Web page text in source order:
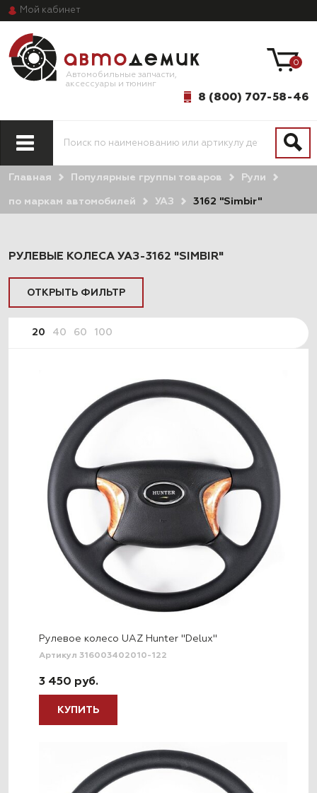
Мой кабинет
Автомобильные запчасти,
аксессуары и тюнинг
8 (800) 707-58-46
0
И АГРЕГАТАМ
ПОДОБРАТЬ
Главная Популярные группы товаров Рули
по маркам автомобилей УАЗ 3162 "Simbir"
РУЛЕВЫЕ КОЛЕСА УАЗ-3162 "SIMBIR"
ОТКРЫТЬ ФИЛЬТР
20 40 60 100
Рулевое колесо UAZ Hunter "Delux"
Артикул 316003402010-122
3 450 руб.
КУПИТЬ